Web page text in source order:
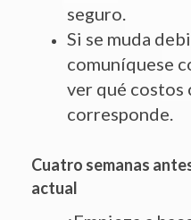
seguro.
Si se muda
comuníquese
ver qué costos
corresponde.
Cuatro semanas
actual